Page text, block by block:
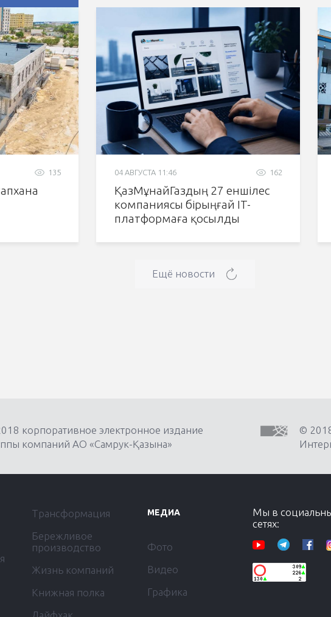
135 162
04 АВГУСТА 11:46
ҚазМұнайГаздың 27 еншілес
компаниясы бірыңғай IT-
платформаға қосылды
Ещё новости
корпоративное электронное издание
компаний АО «Самрук-Қазына»
©
Трансформация
Бережливое
производство
Жизнь компаний
Книжная полка
МЕДИА
Фото
Видео
Графика
Мы в
сетях: